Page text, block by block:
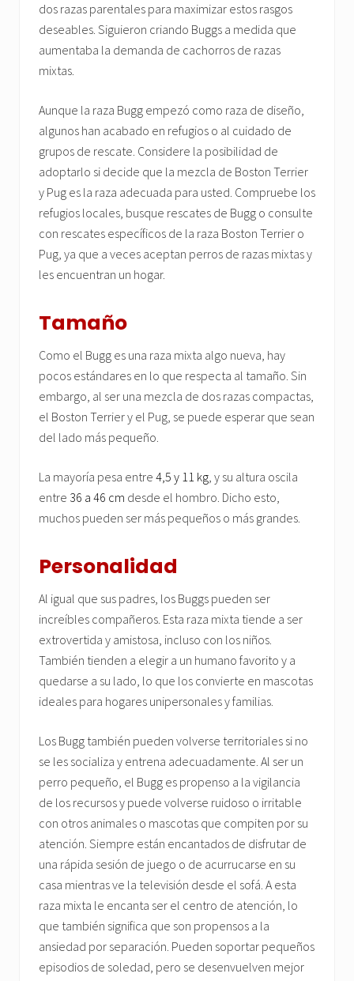
dos razas parentales para maximizar estos rasgos
deseables. Siguieron criando Buggs a medida que
aumentaba la demanda de cachorros de razas
mixtas.
Aunque la raza Bugg empezó como raza de diseño,
algunos han acabado en refugios o al cuidado de
grupos de rescate. Considere la posibilidad de
adoptarlo si decide que la mezcla de Boston Terrier
y Pug es la raza adecuada para usted. Compruebe los
refugios locales, busque rescates de Bugg o consulte
con rescates específicos de la raza Boston Terrier o
Pug, ya que a veces aceptan perros de razas mixtas y
les encuentran un hogar.
Tamaño
Como el Bugg es una raza mixta algo nueva, hay
pocos estándares en lo que respecta al tamaño. Sin
embargo, al ser una mezcla de dos razas compactas,
el Boston Terrier y el Pug, se puede esperar que sean
del lado más pequeño.
La mayoría pesa entre 4,5 y 11 kg, y su altura oscila
entre 36 a 46 cm desde el hombro. Dicho esto,
muchos pueden ser más pequeños o más grandes.
Personalidad
Al igual que sus padres, los Buggs pueden ser
increíbles compañeros. Esta raza mixta tiende a ser
extrovertida y amistosa, incluso con los niños.
También tienden a elegir a un humano favorito y a
quedarse a su lado, lo que los convierte en mascotas
ideales para hogares unipersonales y familias.
Los Bugg también pueden volverse territoriales si no
se les socializa y entrena adecuadamente. Al ser un
perro pequeño, el Bugg es propenso a la vigilancia
de los recursos y puede volverse ruidoso o irritable
con otros animales o mascotas que compiten por su
atención. Siempre están encantados de disfrutar de
una rápida sesión de juego o de acurrucarse en su
casa mientras ve la televisión desde el sofá. A esta
raza mixta le encanta ser el centro de atención, lo
que también significa que son propensos a la
ansiedad por separación. Pueden soportar pequeños
episodios de soledad, pero se desenvuelven mejor